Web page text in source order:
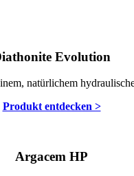
Evolution
natürlichem
Produkt entdecken >
Argacem HP